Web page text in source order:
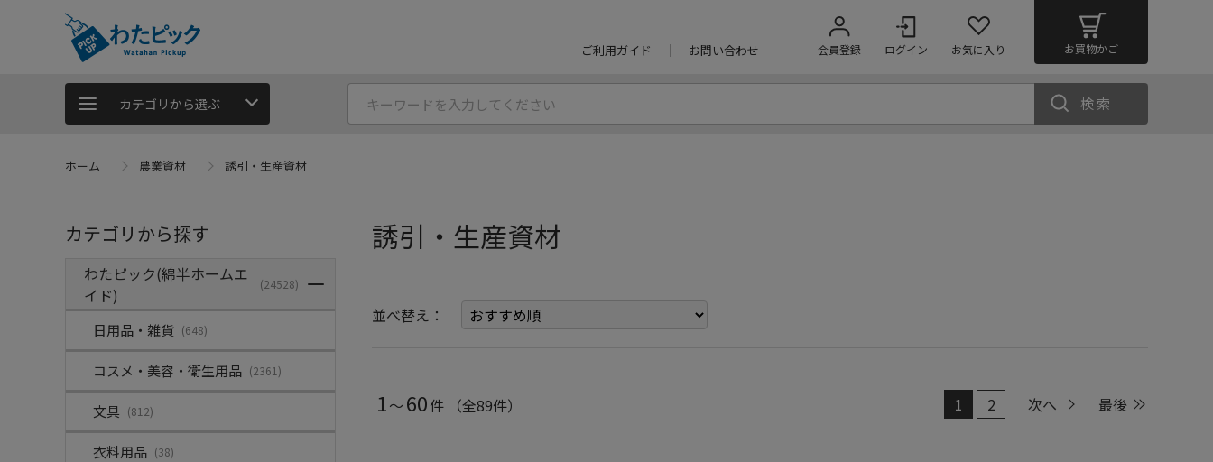
ご利用ガイド お問い合わせ 会員登録 ログイン お気に入り お買物かご
カテゴリから選ぶ 検索
ホーム 農業資材 誘引・生産資材
カテゴリから探す
わたピック(綿半ホームエ
イド)
(24528)
日用品・雑貨 (648)
コスメ・美容・衛生用品 (2361)
文具 (812)
衣料用品 (38)
誘引・生産資材
並べ替え：
1～ 60件 （全89件） 1 2 次へ 最後